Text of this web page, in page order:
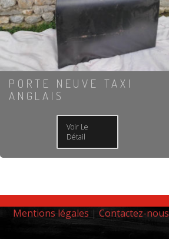
PORTE NEUVE TAXI
ANGLAIS
Voir Le
Détail
Mentions légales | Contactez-nous